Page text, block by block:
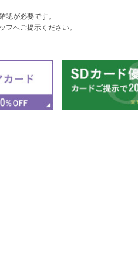
が必要です。
へご提示ください。